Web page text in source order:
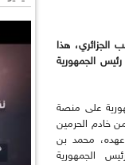
الجزائري، هذا
الجمهورية
على منصة
خادم الحرمين
عهده، محمد بن
الجمهورية